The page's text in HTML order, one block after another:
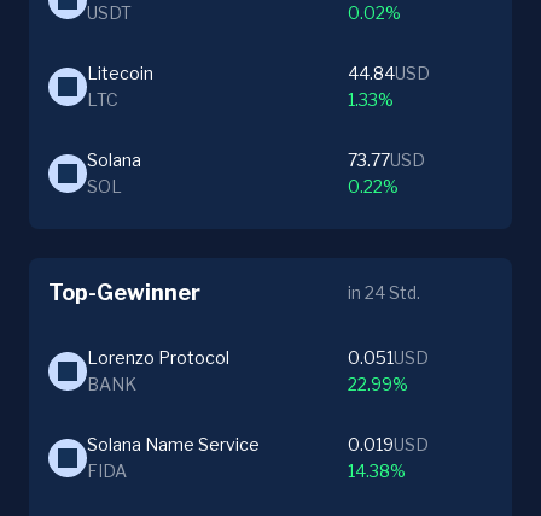
USDT
0.02%
Litecoin
LTC
44.84USD
1.33%
Solana
SOL
73.77USD
0.22%
Top-Gewinner in 24 Std.
Lorenzo Protocol
BANK
0.051USD
22.99%
Solana Name Service
FIDA
0.019USD
14.38%